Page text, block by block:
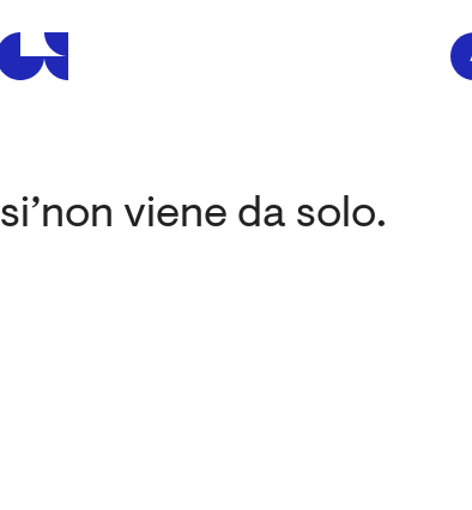
de la Gravure et de l'Image
viene da solo.